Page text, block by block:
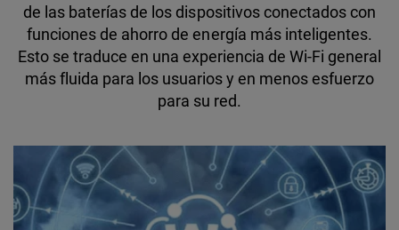
de las baterías de los dispositivos conectados con
funciones de ahorro de energía más inteligentes.
Esto se traduce en una experiencia de Wi-Fi general
más fluida para los usuarios y en menos esfuerzo
para su red.